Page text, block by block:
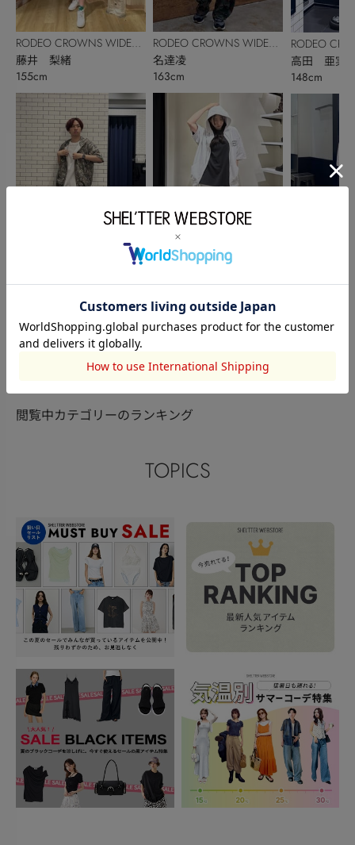
RODEO CROWNS WIDE
BOWL
藤井 梨緒
155cm
RODEO CROWNS WIDE
BOWL
名達凌
163cm
159cm
RODEO
BOWL
高田 亜実
148cm
このアイテムを見た人がチェックしている商品
閲覧中カテゴリーのランキング
TOPICS